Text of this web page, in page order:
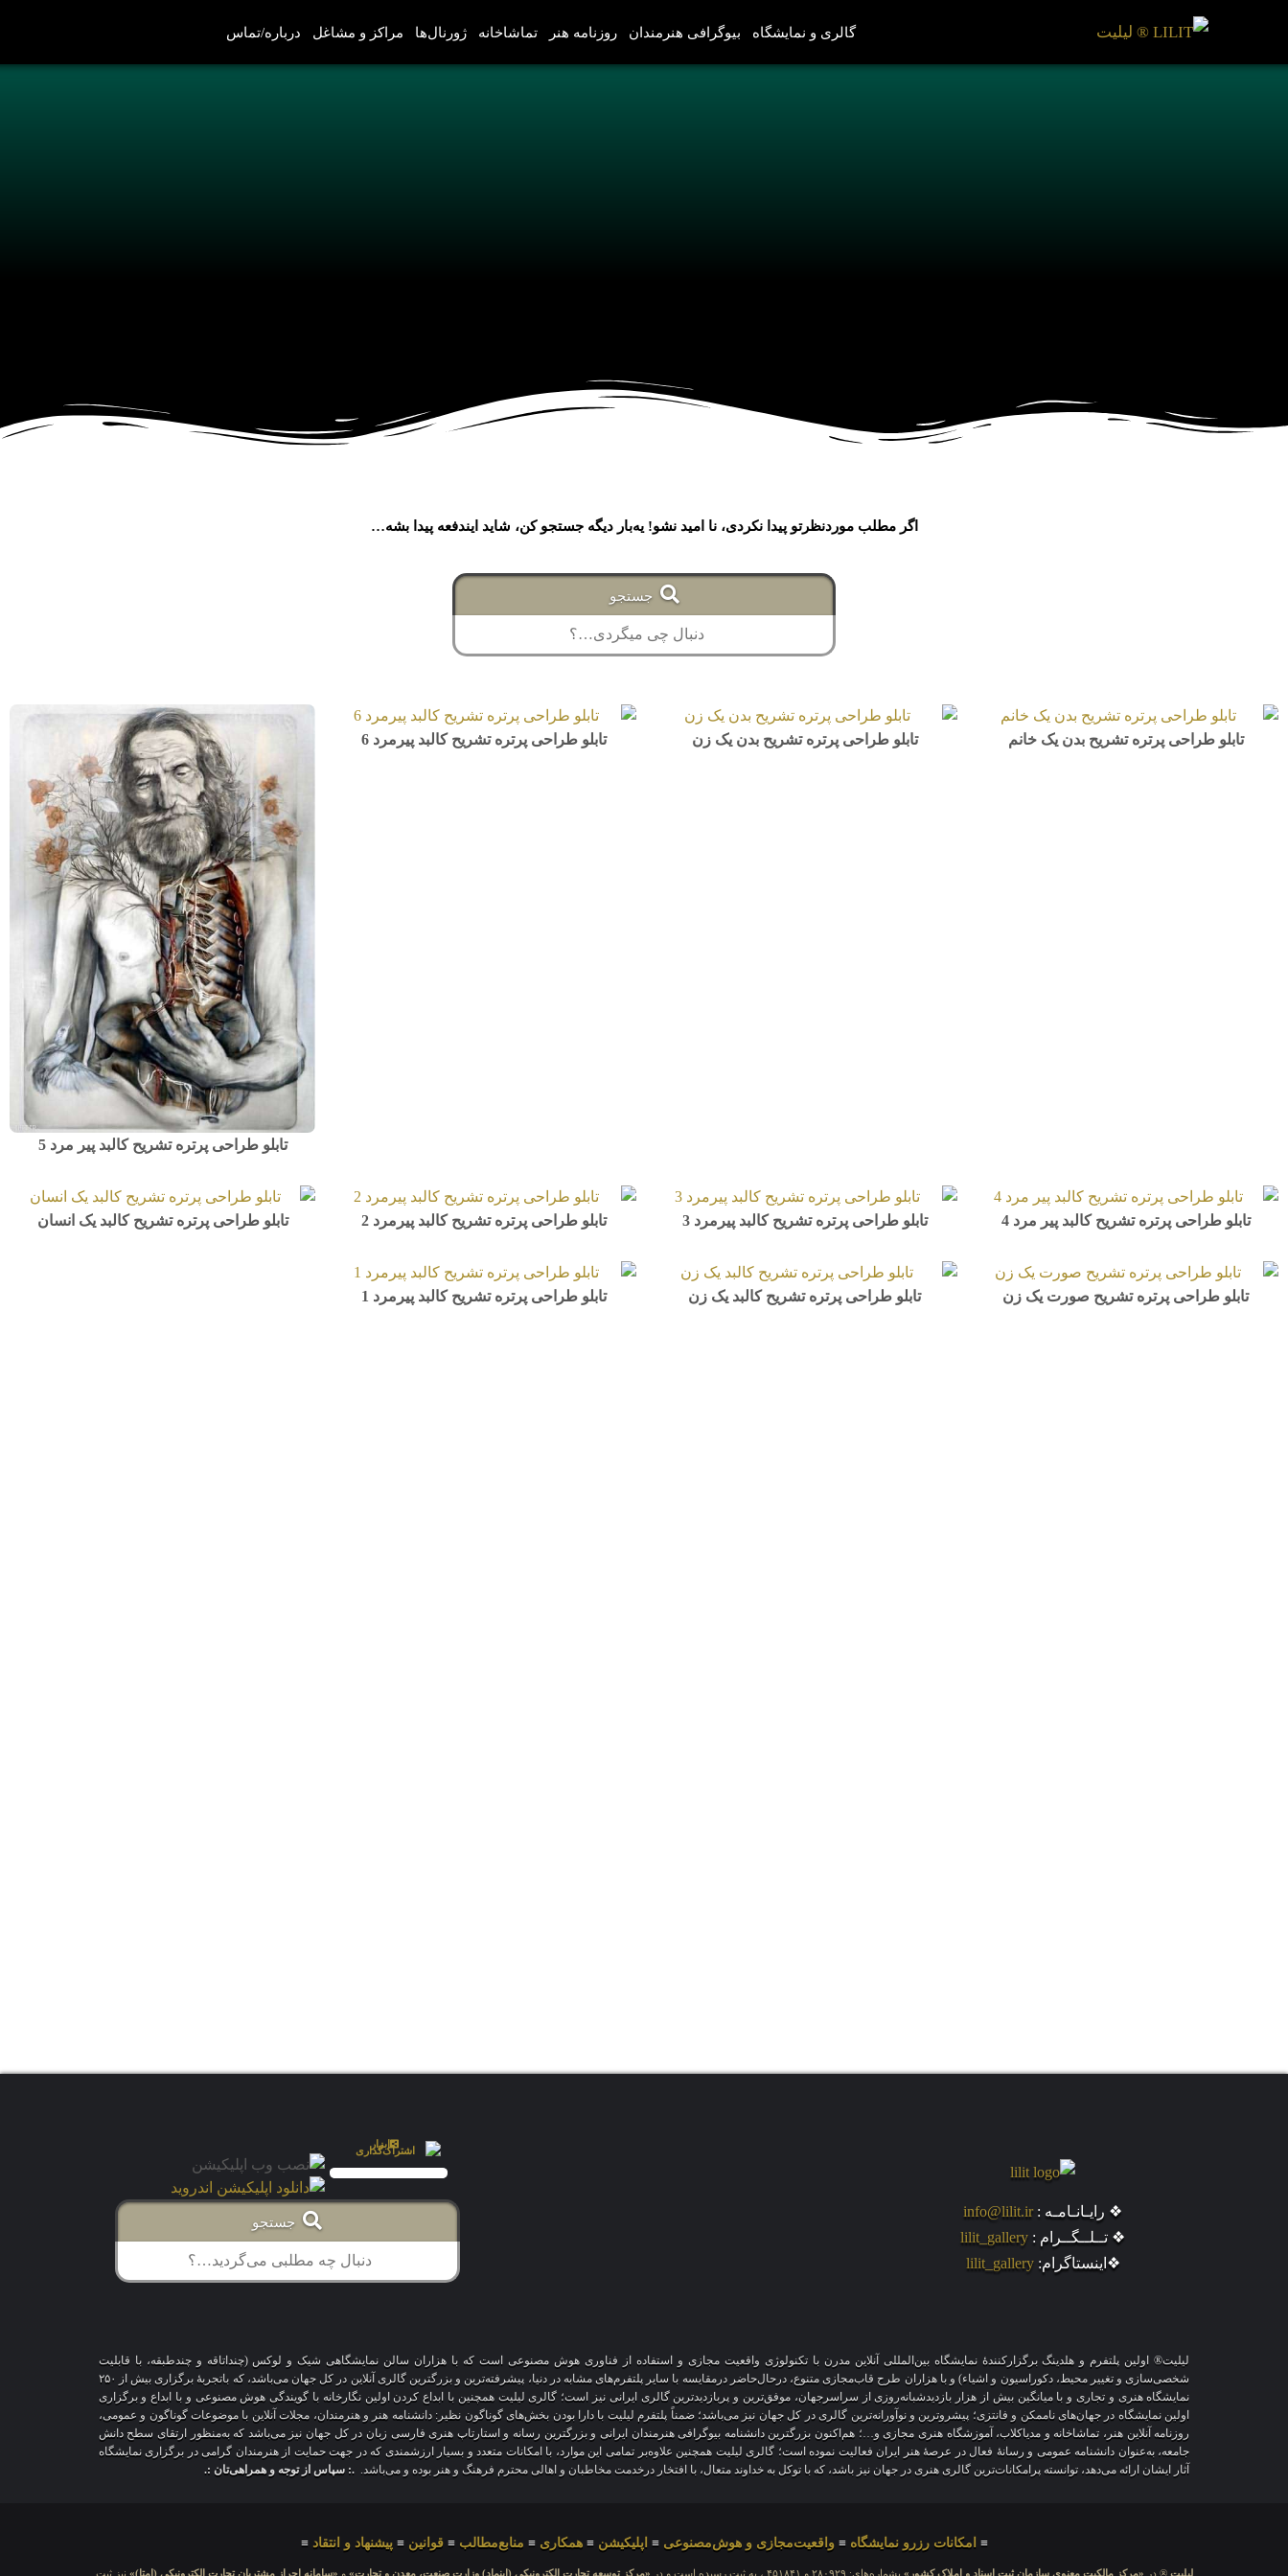
گالری و نمایشگاه بیوگرافی هنرمندان روزنامه هنر تماشاخانه ژورنال‌ها مراکز و مشاغل درباره/تماس
اگر مطلب موردنظرتو پیدا نکردی، نا امید نشو! یه‌بار دیگه جستجو کن، شاید ایندفعه پیدا بشه…
جستجو
تابلو طراحی پرتره تشریح بدن یک خانم تابلو طراحی پرتره تشریح بدن یک زن تابلو طراحی پرتره تشریح کالبد پیرمرد 6
تابلو طراحی پرتره تشریح کالبد پیر مرد 5
تابلو طراحی پرتره تشریح کالبد پیر مرد 4 تابلو طراحی پرتره تشریح کالبد پیرمرد 3 تابلو طراحی پرتره تشریح کالبد پیرمرد 2 تابلو طراحی پرتره تشریح کالبد یک انسان
تابلو طراحی پرتره تشریح صورت یک زن تابلو طراحی پرتره تشریح کالبد یک زن تابلو طراحی پرتره تشریح کالبد پیرمرد 1
❖ رایـانـامـه : info@lilit.ir
❖ تــلــگــرام : lilit_gallery
❖اینستاگرام: lilit_gallery
جستجو
لیلیت® اولین پلتفرم و هلدینگ برگزارکنندهٔ نمایشگاه بین‌المللی آنلاین مدرن با تکنولوژی واقعیت مجازی و استفاده از فناوری هوش مصنوعی است که با هزاران سالن نمایشگاهی شیک و لوکس (چنداتاقه و چندطبقه، با قابلیت
شخصی‌سازی و تغییر محیط، دکوراسیون و اشیاء) و با هزاران طرح قاب‌مجازی متنوع، درحال‌حاضر درمقایسه با سایر پلتفرم‌های مشابه در دنیا، پیشرفته‌ترین و بزرگترین گالری آنلاین در کل جهان می‌باشد، که باتجربهٔ برگزاری بیش از ۲۵۰
نمایشگاه هنری و تجاری و با میانگین بیش از هزار بازدیدشبانه‌روزی از سراسرجهان، موفق‌ترین و پربازدیدترین گالری ایرانی نیز است؛ گالری لیلیت همچنین با ابداع کردن اولین نگارخانه با گویندگی هوش مصنوعی و با ابداع و برگزاری
اولین نمایشگاه در جهان‌های ناممکن و فانتزی؛ پیشروترین و نوآورانه‌ترین گالری در کل جهان نیز می‌باشد؛ ضمناً پلتفرم لیلیت با دارا بودن بخش‌های گوناگون نظیر: دانشنامه هنر و هنرمندان، مجلات آنلاین با موضوعات گوناگون و عمومی،
روزنامه آنلاین هنر، تماشاخانه و مدیاکلاب، آموزشگاه هنری مجازی و…؛ هم‌اکنون بزرگترین دانشنامه بیوگرافی هنرمندان ایرانی و بزرگترین رسانه و استارتاپ هنری فارسی زبان در کل جهان نیز می‌باشد که به‌منظور ارتقای سطح دانش
جامعه، به‌عنوان دانشنامه عمومی و رسانهٔ فعال در عرصهٔ هنر ایران فعالیت نموده است؛ گالری لیلیت همچنین علاوه‌بر تمامی این موارد، با امکانات متعدد و بسیار ارزشمندی که در جهت حمایت از هنرمندان گرامی در برگزاری نمایشگاه
آثار ایشان ارائه می‌دهد، توانسته پرامکانات‌ترین گالری هنری در جهان نیز باشد، که با توکل به خداوند متعال، با افتخار درخدمت مخاطبان و اهالی محترم فرهنگ و هنر بوده و می‌باشد. .: سپاس از توجه و همراهی‌تان :.
≡ امکانات رزرو نمایشگاه ≡واقعیت‌مجازی و هوش‌مصنوعی ≡ اپلیکیشن ≡همکاری ≡ منابع‌مطالب ≡قوانین ≡پیشنهاد و انتقاد ≡
لیلیت ® در «مرکز مالکیت معنوی سازمان ثبت اسناد و املاک کشور» بشماره‌های: ۲۸۰۹۲۹ و ۴۵۱۸۴۱ ، به ثبت رسیده است و در «مرکز توسعه تجارت الکترونیکی (اینماد) وزارت صنعت، معدن و تجارت» و «سامانه احراز مشتریان تجارت الکترونیکی (اِمتا)» نیز ثبت